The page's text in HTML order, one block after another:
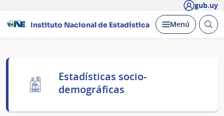
gub.uy
Instituto Nacional de Estadística Desplegar
Menú Abrir
Página
principalEstadísticas socio-
demográficas